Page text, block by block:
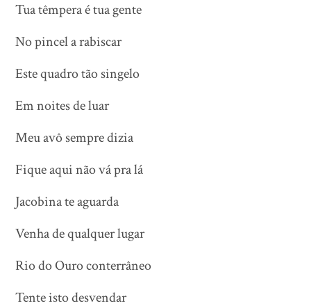
Tua têmpera é tua gente
No pincel a rabiscar
Este quadro tão singelo
Em noites de luar
Meu avô sempre dizia
Fique aqui não vá pra lá
Jacobina te aguarda
Venha de qualquer lugar
Rio do Ouro conterrâneo
Tente isto desvendar